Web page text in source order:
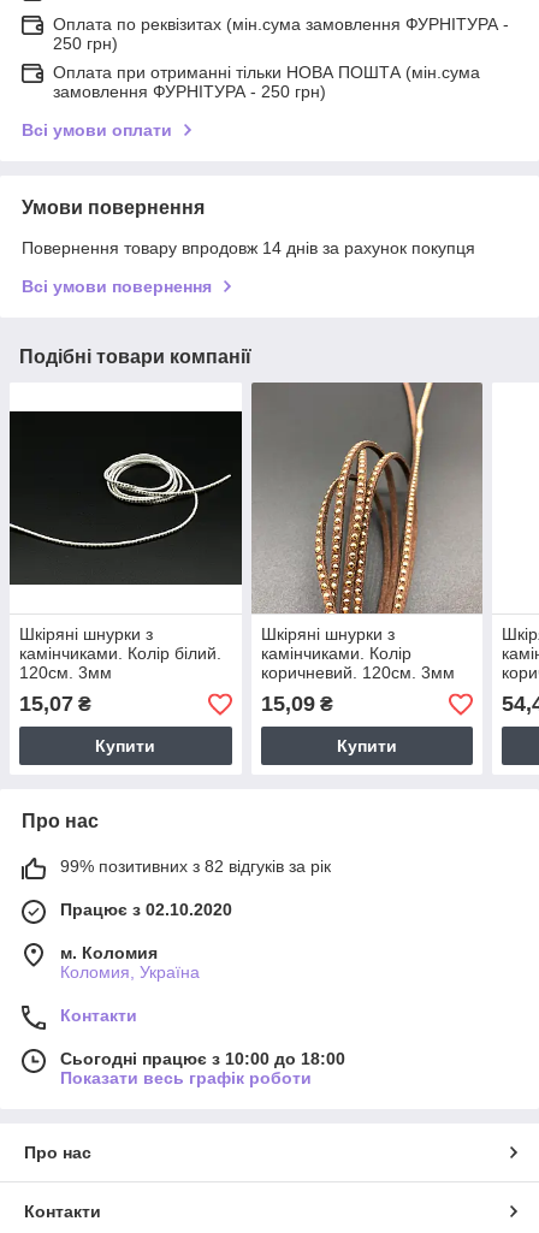
Оплата по реквізитах (мін.сума замовлення ФУРНІТУРА -
250 грн)
Оплата при отриманні тільки НОВА ПОШТА (мін.сума
замовлення ФУРНІТУРА - 250 грн)
Всі умови оплати
Умови повернення
Повернення товару впродовж 14 днів за рахунок покупця
Всі умови повернення
Подібні товари компанії
Шкіряні шнурки з
камінчиками. Колір білий.
120см. 3мм
15,07 ₴
Купити
Шкіряні шнурки з
камінчиками. Колір
коричневий. 120см. 3мм
15,09₴
Купити
Про нас
99% позитивних з 82 відгуків за рік
Працює з 02.10.2020
м. Коломия
Коломия, Україна
Контакти
Сьогодні працює з 10:00 до 18:00
Показати весь графік роботи
Про нас
Контакти